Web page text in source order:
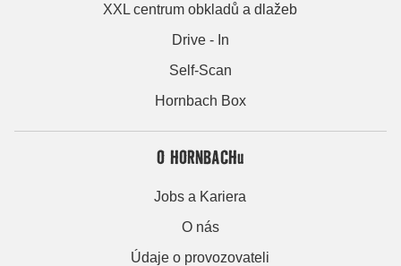
XXL centrum obkladů a dlažeb
Drive - In
Self-Scan
Hornbach Box
O HORNBACHu
Jobs a Kariera
O nás
Údaje o provozovateli